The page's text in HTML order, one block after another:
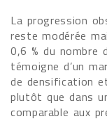
La progression
reste modérée
0,6 % du nombre
témoigne d’un
de densification
plutôt que dans
comparable aux